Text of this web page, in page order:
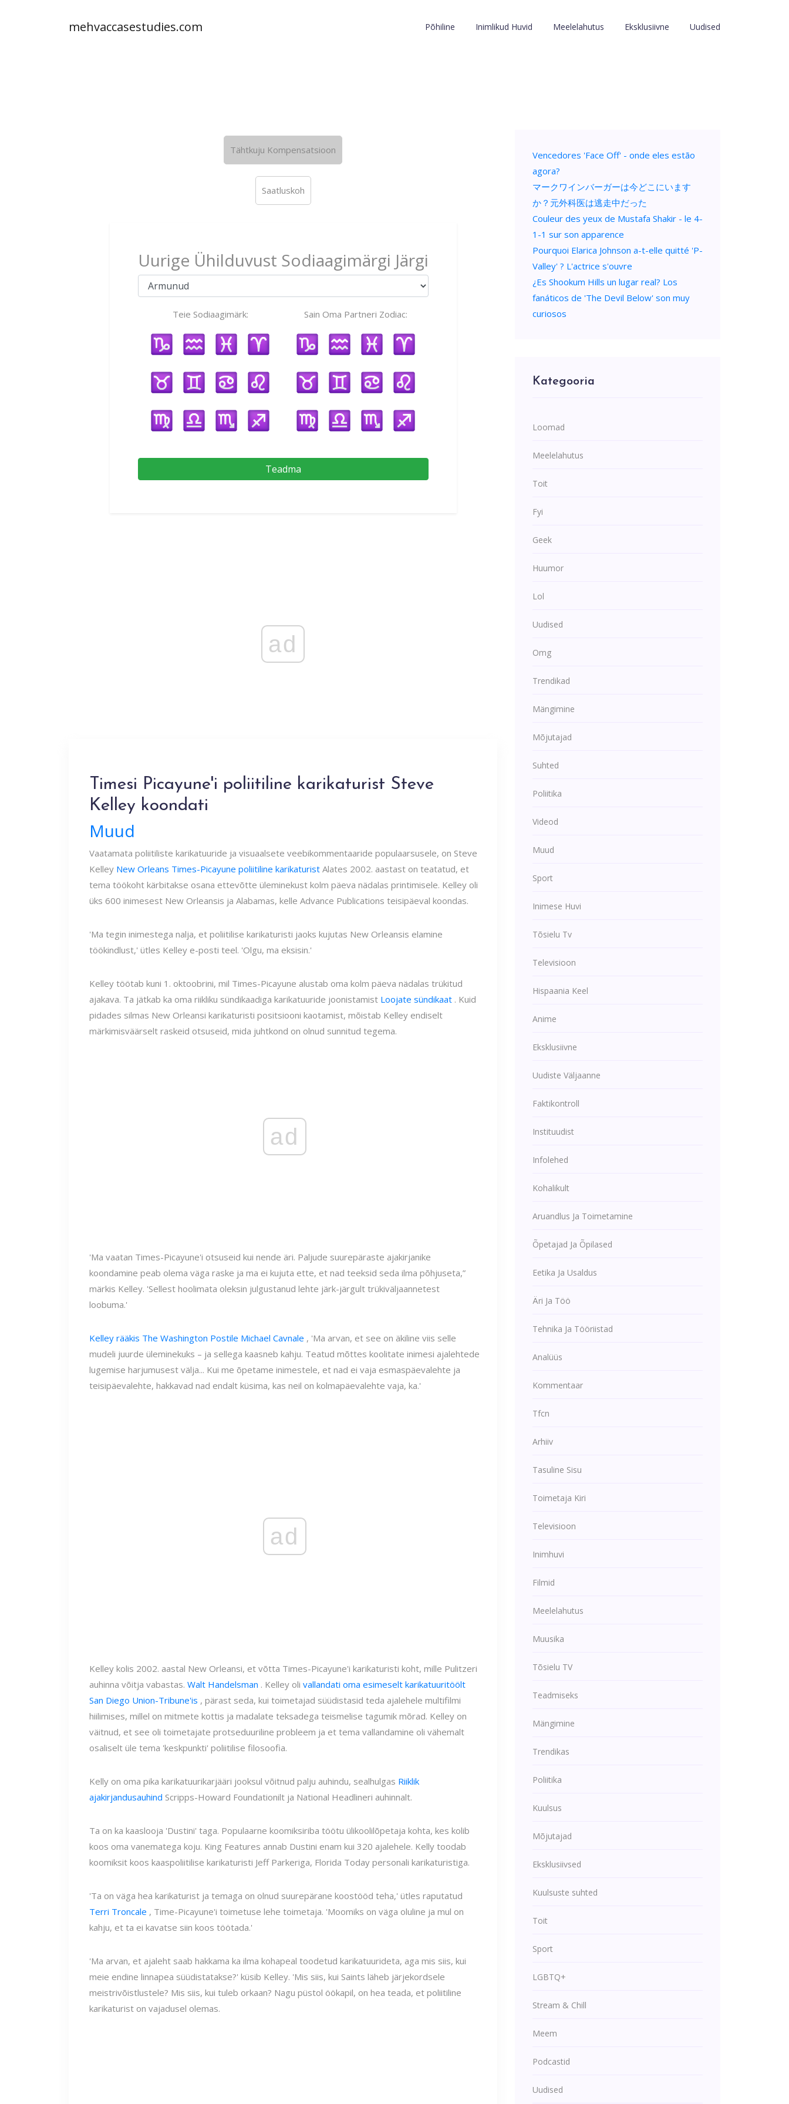
mehvaccasestudies.com Põhiline Inimlikud Huvid Meelelahutus Eksklusiivne Uudised
Tähtkuju Kompensatsioon
Saatluskoh
Uurige Ühilduvust Sodiaagimärgi Järgi
Teie Sodiaagimärk: Sain Oma Partneri Zodiac:
Teadma
ad
Timesi Picayune'i poliitiline karikaturist Steve
Kelley koondati
Muud
Vaatamata poliitiliste karikatuuride ja visuaalsete veebikommentaaride populaarsusele, on Steve
Kelley New Orleans Times-Picayune poliitiline karikaturist Alates 2002. aastast on teatatud, et
tema töökoht kärbitakse osana ettevõtte üleminekust kolm päeva nädalas printimisele. Kelley oli
üks 600 inimesest New Orleansis ja Alabamas, kelle Advance Publications teisipäeval koondas.
'Ma tegin inimestega nalja, et poliitilise karikaturisti jaoks kujutas New Orleansis elamine
töökindlust,' ütles Kelley e-posti teel. 'Olgu, ma eksisin.'
Kelley töötab kuni 1. oktoobrini, mil Times-Picayune alustab oma kolm päeva nädalas trükitud
ajakava. Ta jätkab ka oma riikliku sündikaadiga karikatuuride joonistamist Loojate sündikaat . Kuid
pidades silmas New Orleansi karikaturisti positsiooni kaotamist, mõistab Kelley endiselt
märkimisväärselt raskeid otsuseid, mida juhtkond on olnud sunnitud tegema.
ad
'Ma vaatan Times-Picayune'i otsuseid kui nende äri. Paljude suurepäraste ajakirjanike
koondamine peab olema väga raske ja ma ei kujuta ette, et nad teeksid seda ilma põhjuseta,”
märkis Kelley. 'Sellest hoolimata oleksin julgustanud lehte järk-järgult trükiväljaannetest
loobuma.'
Kelley rääkis The Washington Postile Michael Cavnale , 'Ma arvan, et see on äkiline viis selle
mudeli juurde üleminekuks – ja sellega kaasneb kahju. Teatud mõttes koolitate inimesi ajalehtede
lugemise harjumusest välja... Kui me õpetame inimestele, et nad ei vaja esmaspäevalehte ja
teisipäevalehte, hakkavad nad endalt küsima, kas neil on kolmapäevalehte vaja, ka.'
ad
Kelley kolis 2002. aastal New Orleansi, et võtta Times-Picayune'i karikaturisti koht, mille Pulitzeri
auhinna võitja vabastas. Walt Handelsman . Kelley oli vallandati oma esimeselt karikatuuritöölt
San Diego Union-Tribune'is , pärast seda, kui toimetajad süüdistasid teda ajalehele multifilmi
hiilimises, millel on mitmete kottis ja madalate teksadega teismelise tagumik mõrad. Kelley on
väitnud, et see oli toimetajate protseduuriline probleem ja et tema vallandamine oli vähemalt
osaliselt üle tema 'keskpunkti' poliitilise filosoofia.
Kelly on oma pika karikatuurikarjääri jooksul võitnud palju auhindu, sealhulgas Riiklik
ajakirjandusauhind Scripps-Howard Foundationilt ja National Headlineri auhinnalt.
Ta on ka kaaslooja 'Dustini' taga. Populaarne koomiksiriba töötu ülikoolilõpetaja kohta, kes kolib
koos oma vanematega koju. King Features annab Dustini enam kui 320 ajalehele. Kelly toodab
koomiksit koos kaaspoliitilise karikaturisti Jeff Parkeriga, Florida Today personali karikaturistiga.
'Ta on väga hea karikaturist ja temaga on olnud suurepärane koostööd teha,' ütles raputatud
Terri Troncale , Time-Picayune'i toimetuse lehe toimetaja. 'Moomiks on väga oluline ja mul on
kahju, et ta ei kavatse siin koos töötada.'
'Ma arvan, et ajaleht saab hakkama ka ilma kohapeal toodetud karikatuurideta, aga mis siis, kui
meie endine linnapea süüdistatakse?' küsib Kelley. 'Mis siis, kui Saints läheb järjekordsele
meistrivõistlustele? Mis siis, kui tuleb orkaan? Nagu püstol öökapil, on hea teada, et poliitiline
karikaturist on vajadusel olemas.
Vencedores 'Face Off' - onde eles estão
agora?
マークワインバーガーは今どこにいます
か？元外科医は逃走中だった
Couleur des yeux de Mustafa Shakir - le 4-
1-1 sur son apparence
Pourquoi Elarica Johnson a-t-elle quitté 'P-
Valley' ? L'actrice s'ouvre
¿Es Shookum Hills un lugar real? Los
fanáticos de 'The Devil Below' son muy
curiosos
Kategooria
Loomad
Meelelahutus
Toit
Fyi
Geek
Huumor
Lol
Uudised
Omg
Trendikad
Mängimine
Mõjutajad
Suhted
Poliitika
Videod
Muud
Sport
Inimese Huvi
Tõsielu Tv
Televisioon
Hispaania Keel
Anime
Eksklusiivne
Uudiste Väljaanne
Faktikontroll
Instituudist
Infolehed
Kohalikult
Aruandlus Ja Toimetamine
Õpetajad Ja Õpilased
Eetika Ja Usaldus
Äri Ja Töö
Tehnika Ja Tööriistad
Analüüs
Kommentaar
Tfcn
Arhiiv
Tasuline Sisu
Toimetaja Kiri
Televisioon
Inimhuvi
Filmid
Meelelahutus
Muusika
Tõsielu TV
Teadmiseks
Mängimine
Trendikas
Poliitika
Kuulsus
Mõjutajad
Eksklusiivsed
Kuulsuste suhted
Toit
Sport
LGBTQ+
Stream & Chill
Meem
Podcastid
Uudised